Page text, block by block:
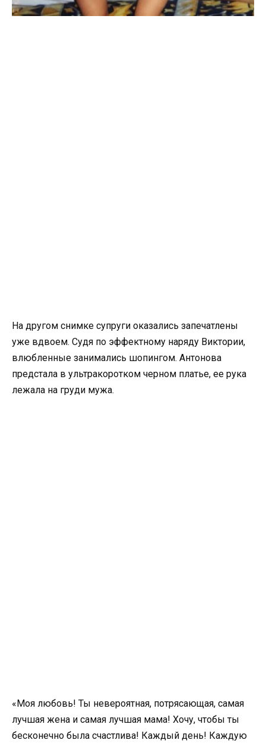
На другом снимке супруги оказались запечатлены
уже вдвоем. Судя по эффектному наряду Виктории,
влюбленные занимались шопингом. Антонова
предстала в ультракоротком черном платье, ее рука
лежала на груди мужа.
«Моя любовь! Ты невероятная, потрясающая, самая
лучшая жена и самая лучшая мама! Хочу, чтобы ты
бесконечно была счастлива! Каждый день! Каждую